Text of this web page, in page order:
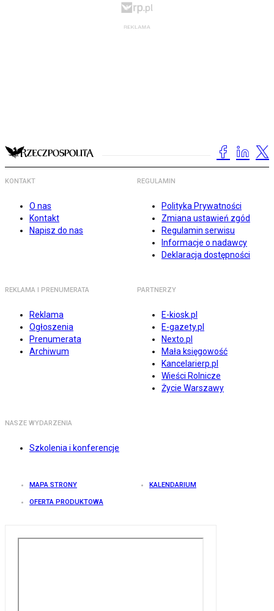
KONTAKT
O nas
Kontakt
Napisz do nas
REGULAMIN
Polityka Prywatności
Zmiana ustawień zgód
Regulamin serwisu
Informacje o nadawcy
Deklaracja dostępności
REKLAMA I PRENUMERATA
Reklama
Ogłoszenia
Prenumerata
Archiwum
PARTNERZY
E-kiosk.pl
E-gazety.pl
Nexto.pl
Mała księgowość
Kancelarierp.pl
Wieści Rolnicze
Życie Warszawy
NASZE WYDARZENIA
Szkolenia i konferencje
MAPA STRONY KALENDARIUM
OFERTA PRODUKTOWA